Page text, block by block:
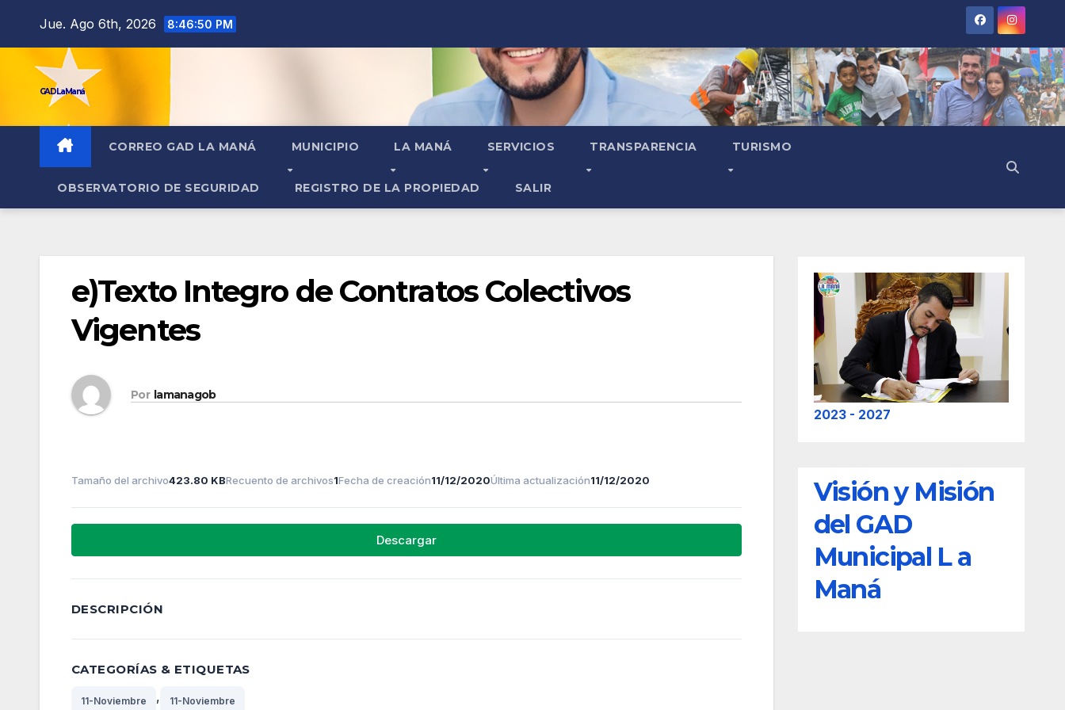
Jue. Ago 6th, 2026 8:46:51 PM
GAD La Maná
CORREO GAD LA MANÁ MUNICIPIO LA MANÁ SERVICIOS TRANSPARENCIA TURISMO
OBSERVATORIO DE SEGURIDAD REGISTRO DE LA PROPIEDAD SALIR
e)Texto Integro de Contratos Colectivos
Vigentes
Por lamanagob
Tamaño del archivo423.80 KBRecuento de archivos1Fecha de creación11/12/2020Última actualización11/12/2020
Descargar
DESCRIPCIÓN
CATEGORÍAS & ETIQUETAS
11-Noviembre , 11-Noviembre
2023 - 2027
Visión y Misión
del GAD
Municipal L a
Maná